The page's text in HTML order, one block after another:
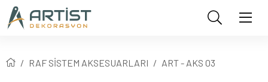
RAF SİSTEM AKSESUARLARI ART - AKS 03